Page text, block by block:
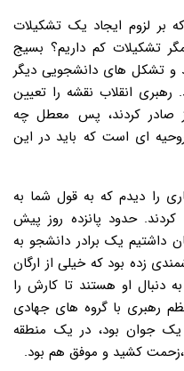
لزوم ایجاد یک تشکیلات
تشکیلات کم داریم؟ بسیج
و تشکل های دانشجویی دیگر
رهبری انقلاب نقشه را تعیین
صادر کردند، پس معطل چه
ای است که باید در این
را دیدم که به قول شما به
کردند. حدود پانزده روز پیش
داشتیم یک برادر دانشجو به
زده بود که خیلی از ارگان
دنبال او هستند تا کارش را
رهبری با گروه های جهادی
یک جوان بود، در یک منطقه
،زحمت کشید و موفق هم بود.